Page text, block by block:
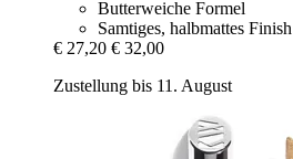
Butterweiche Formel
Samtiges, halbmattes Finish
€ 27,20 € 32,00
Zustellung bis 11. August